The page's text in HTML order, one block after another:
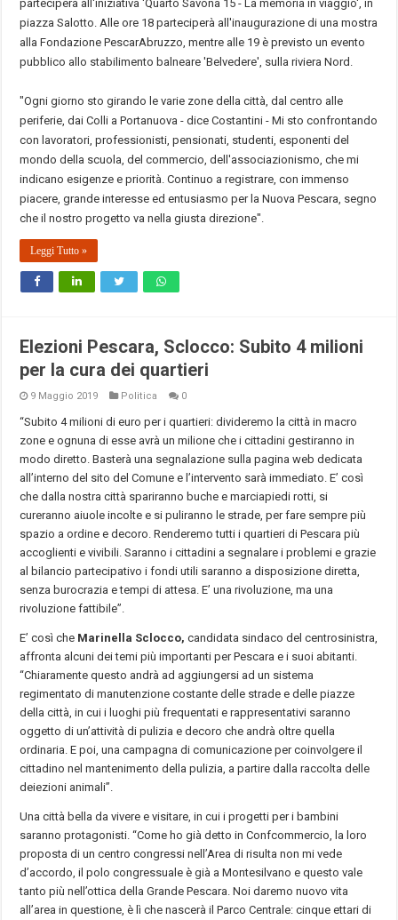
parteciperà all'iniziativa 'Quarto Savona 15 - La memoria in viaggio', in
piazza Salotto. Alle ore 18 parteciperà all'inaugurazione di una mostra
alla Fondazione PescarAbruzzo, mentre alle 19 è previsto un evento
pubblico allo stabilimento balneare 'Belvedere', sulla riviera Nord.
"Ogni giorno sto girando le varie zone della città, dal centro alle
periferie, dai Colli a Portanuova - dice Costantini - Mi sto confrontando
con lavoratori, professionisti, pensionati, studenti, esponenti del
mondo della scuola, del commercio, dell'associazionismo, che mi
indicano esigenze e priorità. Continuo a registrare, con immenso
piacere, grande interesse ed entusiasmo per la Nuova Pescara, segno
che il nostro progetto va nella giusta direzione".
Leggi Tutto »
Elezioni Pescara, Sclocco: Subito 4 milioni
per la cura dei quartieri
9 Maggio 2019 Politica 0
“Subito 4 milioni di euro per i quartieri: divideremo la città in macro
zone e ognuna di esse avrà un milione che i cittadini gestiranno in
modo diretto. Basterà una segnalazione sulla pagina web dedicata
all’interno del sito del Comune e l’intervento sarà immediato. E’ così
che dalla nostra città spariranno buche e marciapiedi rotti, si
cureranno aiuole incolte e si puliranno le strade, per fare sempre più
spazio a ordine e decoro. Renderemo tutti i quartieri di Pescara più
accoglienti e vivibili. Saranno i cittadini a segnalare i problemi e grazie
al bilancio partecipativo i fondi utili saranno a disposizione diretta,
senza burocrazia e tempi di attesa. E’ una rivoluzione, ma una
rivoluzione fattibile”.
E’ così che Marinella Sclocco, candidata sindaco del centrosinistra,
affronta alcuni dei temi più importanti per Pescara e i suoi abitanti.
“Chiaramente questo andrà ad aggiungersi ad un sistema
regimentato di manutenzione costante delle strade e delle piazze
della città, in cui i luoghi più frequentati e rappresentativi saranno
oggetto di un’attività di pulizia e decoro che andrà oltre quella
ordinaria. E poi, una campagna di comunicazione per coinvolgere il
cittadino nel mantenimento della pulizia, a partire dalla raccolta delle
deiezioni animali”.
Una città bella da vivere e visitare, in cui i progetti per i bambini
saranno protagonisti. “Come ho già detto in Confcommercio, la loro
proposta di un centro congressi nell’Area di risulta non mi vede
d’accordo, il polo congressuale è già a Montesilvano e questo vale
tanto più nell’ottica della Grande Pescara. Noi daremo nuovo vita
all’area in questione, è lì che nascerà il Parco Centrale: cinque ettari di